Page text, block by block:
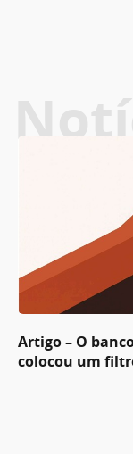
Artigo – O
colocou um